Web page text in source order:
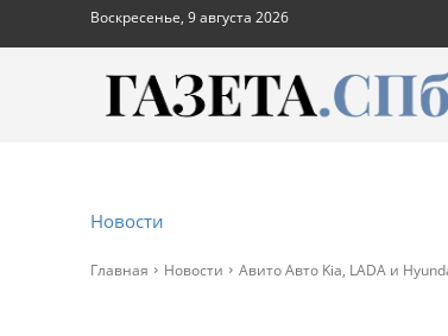
Воскресенье, 9 августа 2026
Новости
Главная Новости Авито Авто Kia, LADA и